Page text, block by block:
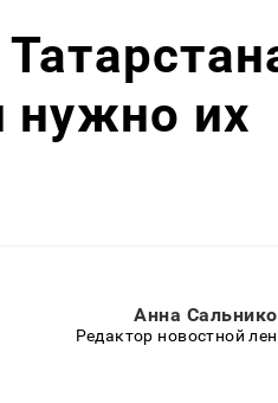
их
Анна
Редактор новостной